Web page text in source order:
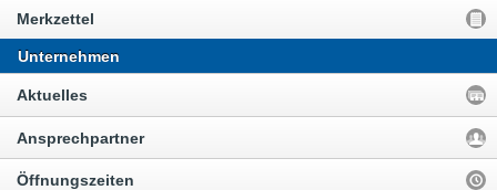
Merkzettel
Unternehmen
Aktuelles
Ansprechpartner
Öffnungszeiten